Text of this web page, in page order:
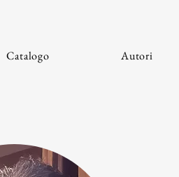
Catalogo Autori